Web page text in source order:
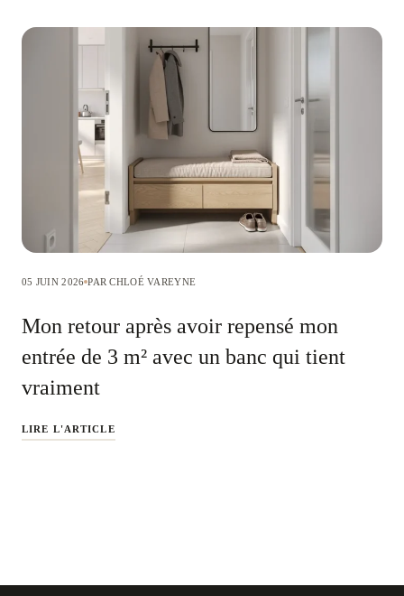
05 JUIN 2026 PAR CHLOÉ VAREYNE
Mon retour après avoir repensé mon
entrée de 3 m² avec un banc qui tient
vraiment
LIRE L'ARTICLE